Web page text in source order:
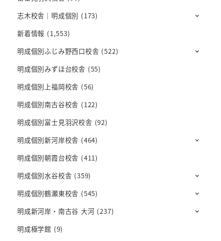
志木校舎｜明成個別 (173)
新着情報 (1,553)
明成個別ふじみ野西口校舎 (522)
明成個別みずほ台校舎 (55)
明成個別上福岡校舎 (56)
明成個別南古谷校舎 (122)
明成個別富士見羽沢校舎 (92)
明成個別新河岸校舎 (464)
明成個別朝霞台校舎 (411)
明成個別水谷校舎 (359)
明成個別鶴瀬東校舎 (545)
明成新河岸・南古谷 大河 (237)
明成極学館 (9)